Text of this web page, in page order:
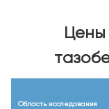
Цены
Область исследования